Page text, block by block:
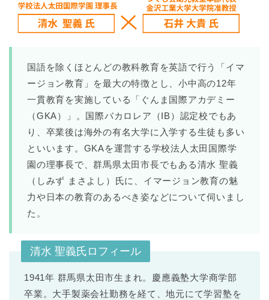
国語を除くほとんどの教科教育を英語で行う「イマ
ージョン教育」を最大の特徴とし、小中高の12年
一貫教育を実施している「ぐんま国際アカデミー
（GKA）」。国際バカロレア（IB）認定校でもあ
り、卒業後は海外の有名大学に入学する生徒も多い
といいます。GKAを運営する学校法人太田国際学
園の理事長で、群馬県太田市長でもある清水 聖義
（しみず まさよし）氏に、イマージョン教育の魅
力や日本の教育のあるべき姿などについて伺いまし
た。
清水 聖義氏ロフィール
1941年 群馬県太田市生まれ。慶應義塾大学商学部
卒業。大手製薬会社勤務を経て、地元にて学習塾を